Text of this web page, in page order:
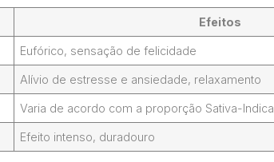
Efeitos
Eufórico, sensação de felicidade
Alívio de estresse e ansiedade, relaxamento
Varia de acordo com a proporção Sativa-Indica
Efeito intenso, duradouro